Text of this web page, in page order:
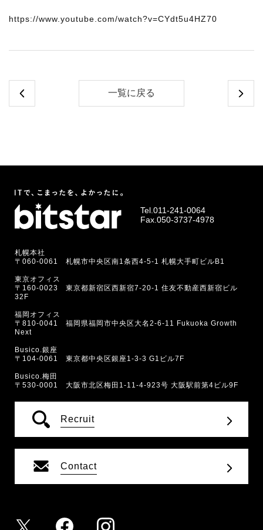
https://www.youtube.com/watch?v=CYdt5u4HZ70
一覧に戻る
Tel.011-241-0064
Fax.050-3737-4978
札幌本社
〒060-0061 札幌市中央区南1条西4-5-1 札幌大手町ビルB1
東京オフィス
〒160-0023 東京都新宿区西新宿7-20-1 住友不動産西新宿ビル
32F
福岡オフィス
〒810-0041 福岡県福岡市中央区大名2-6-11 Fukuoka Growth
Next
Busico.銀座
〒104-0061 東京都中央区銀座1-3-3 G1ビル7F
Busico.梅田
〒530-0001 大阪市北区梅田1-11-4-923号 大阪駅前第4ビル9F
Recruit
Contact